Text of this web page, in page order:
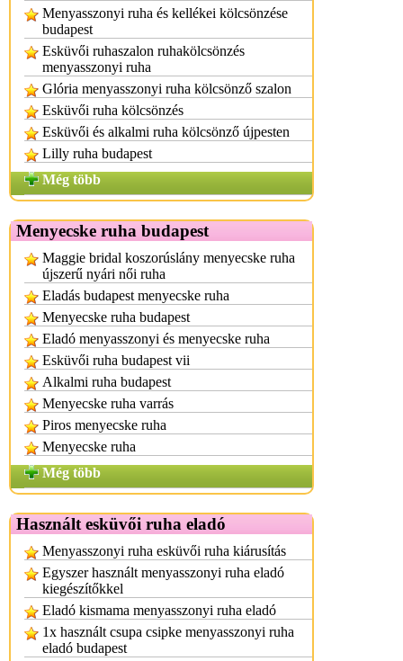
Menyasszonyi ruha és kellékei kölcsönzése
budapest
Esküvői ruhaszalon ruhakölcsönzés
menyasszonyi ruha
Glória menyasszonyi ruha kölcsönző szalon
Esküvői ruha kölcsönzés
Esküvői és alkalmi ruha kölcsönző újpesten
Lilly ruha budapest
Még több
Menyecske ruha budapest
Maggie bridal koszorúslány menyecske ruha
újszerű nyári női ruha
Eladás budapest menyecske ruha
Menyecske ruha budapest
Eladó menyasszonyi és menyecske ruha
Esküvői ruha budapest vii
Alkalmi ruha budapest
Menyecske ruha varrás
Piros menyecske ruha
Menyecske ruha
Még több
Használt esküvői ruha eladó
Menyasszonyi ruha esküvői ruha kiárusítás
Egyszer használt menyasszonyi ruha eladó
kiegészítőkkel
Eladó kismama menyasszonyi ruha eladó
1x használt csupa csipke menyasszonyi ruha
eladó budapest